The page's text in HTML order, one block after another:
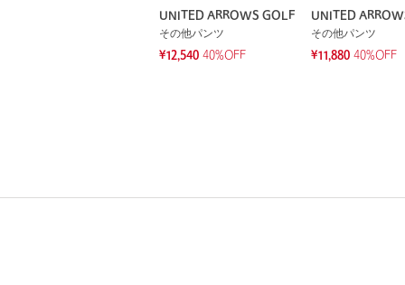
UNITED ARROWS GOLF
その他パンツ
¥12,540 40%OFF
UNITED
その他パンツ
¥11,880 40%OFF